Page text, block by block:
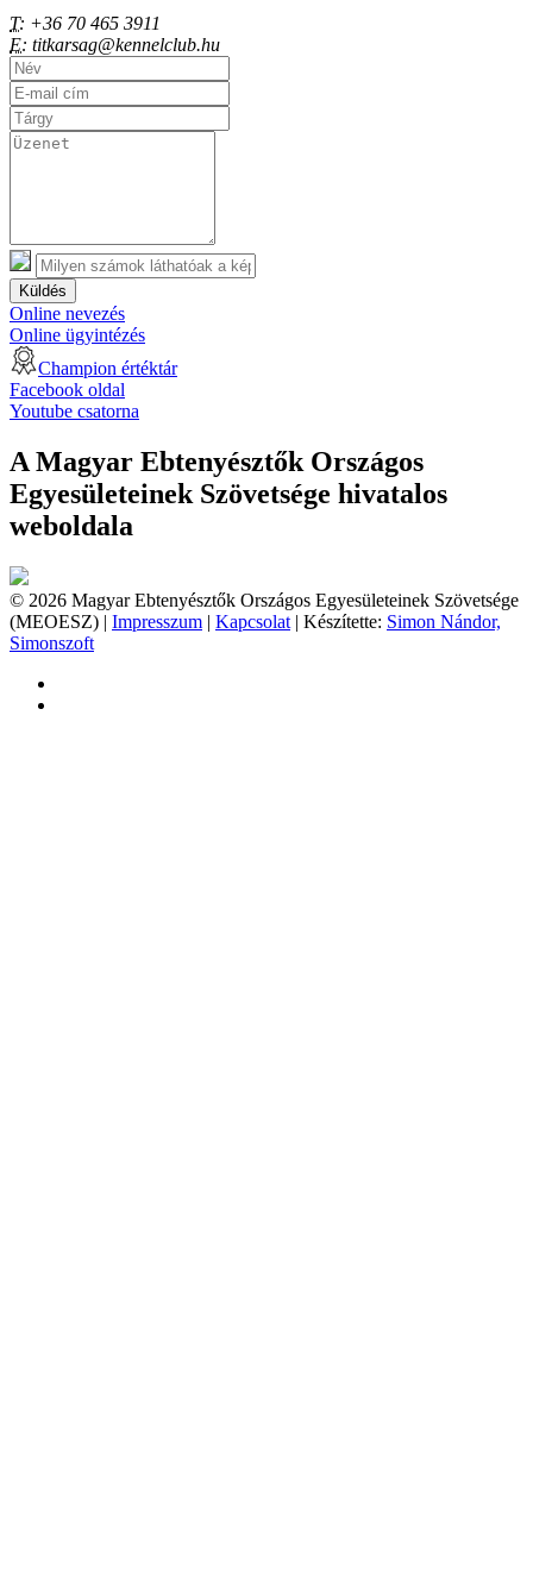
T: +36 70 465 3911
E: titkarsag@kennelclub.hu
Küldés
Online nevezés
Online ügyintézés
Champion értéktár
Facebook oldal
Youtube csatorna
A Magyar Ebtenyésztők Országos
Egyesületeinek Szövetsége hivatalos
weboldala
© 2026 Magyar Ebtenyésztők Országos Egyesületeinek Szövetsége
(MEOESZ) | Impresszum | Kapcsolat | Készítette: Simon Nándor,
Simonszoft